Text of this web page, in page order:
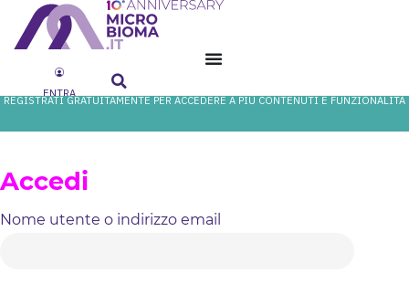
ENTRA
REGISTRATI GRATUITAMENTE PER ACCEDERE A PIÙ CONTENUTI E FUNZIONALITÀ
Accedi
Nome utente o indirizzo email